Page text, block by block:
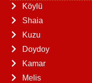
Köylü
Shaia
Kuzu
Doydoy
Kamar
Melis